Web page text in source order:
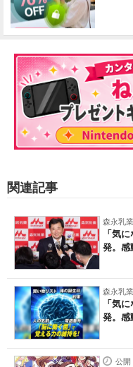
関連記事
森永乳業
「気
発。感
森永乳業
「気
発。感
公開